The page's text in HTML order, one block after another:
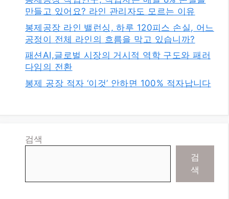
만들고 있어요? 라인 관리자도 모르는 이유
봉제공장 라인 밸런싱, 하루 120피스 손실, 어느
공정이 전체 라인의 흐름을 막고 있습니까?
패션AI,글로벌 시장의 거시적 역학 구도와 패러
다임의 전환
봉제 공장 적자 ‘이것’ 안하면 100% 적자납니다
검색
검
색